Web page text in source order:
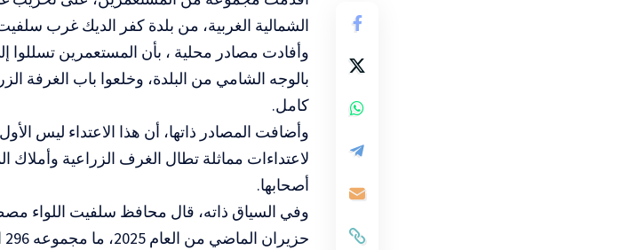
الشمالية الغربية، من بلدة كفر الديك غرب
وأفادت مصادر محلية ، بأن المستعمرين
بالوجه الشامي من البلدة، وخلعوا باب الغرفة
كامل.
وأضافت المصادر ذاتها، أن هذا الاعتداء ليس
لاعتداءات مماثلة تطال الغرف الزراعية وأملاك
أصحابها.
وفي السياق ذاته، قال محافظ سلفيت اللواء